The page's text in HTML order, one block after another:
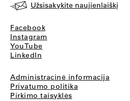
Užsisakykite naujienlaiškį
Facebook
Instagram
YouTube
LinkedIn
Administracinė informacija
Privatumo politika
Pirkimo taisyklės